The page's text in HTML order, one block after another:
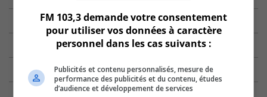
FM 103,3 demande votre consentement
pour utiliser vos données à caractère
personnel dans les cas suivants :
Publicités et contenu personnalisés, mesure de
performance des publicités et du contenu, études
d’audience et développement de services